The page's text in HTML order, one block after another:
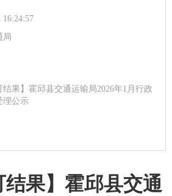
16:24:57
局
结果】霍邱县交通运输局2026年1月行政
理公示
结果】霍邱县交通